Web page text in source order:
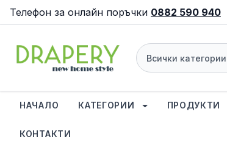
Телефон за онлайн поръчки 0882 590 940
Всички категории
НАЧАЛО КАТЕГОРИИ ПРОДУКТИ
КОНТАКТИ